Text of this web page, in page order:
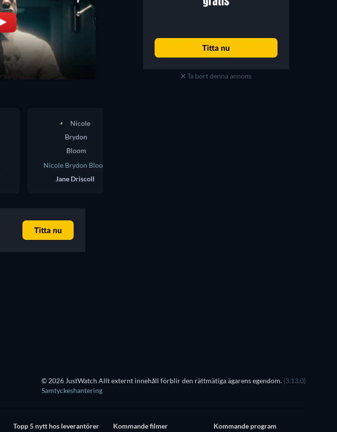
Ta bort denna annons
Nicole Brydon Bloom
Jane Driscoll
© 2026 JustWatch Allt externt innehåll förblir den rättmätiga ägarens egendom. (3.13.0)
Samtyckeshantering
Topp 5 nytt hos leverantörer Kommande filmer Kommande program